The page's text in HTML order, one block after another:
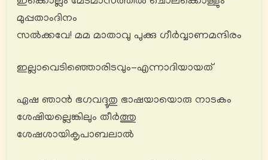
മുപ്പതാംദിനം
സൽക്കവേ! മമ മാതാവു പുക്കു ഗീർവ്വാണമന്ദിരം
ഇല്ലാവെടിഞ്ഞൊരിടവും-എന്നാദിയായത്
ഏഷ ഞാൻ ഭഗവദ്ദൂതു ഭാഷയായൊരു നാടകം
ശേഷിയല്ലെങ്കിലും തീര്‍ത്തു
ശേഷശായികൃപാബലാൽ